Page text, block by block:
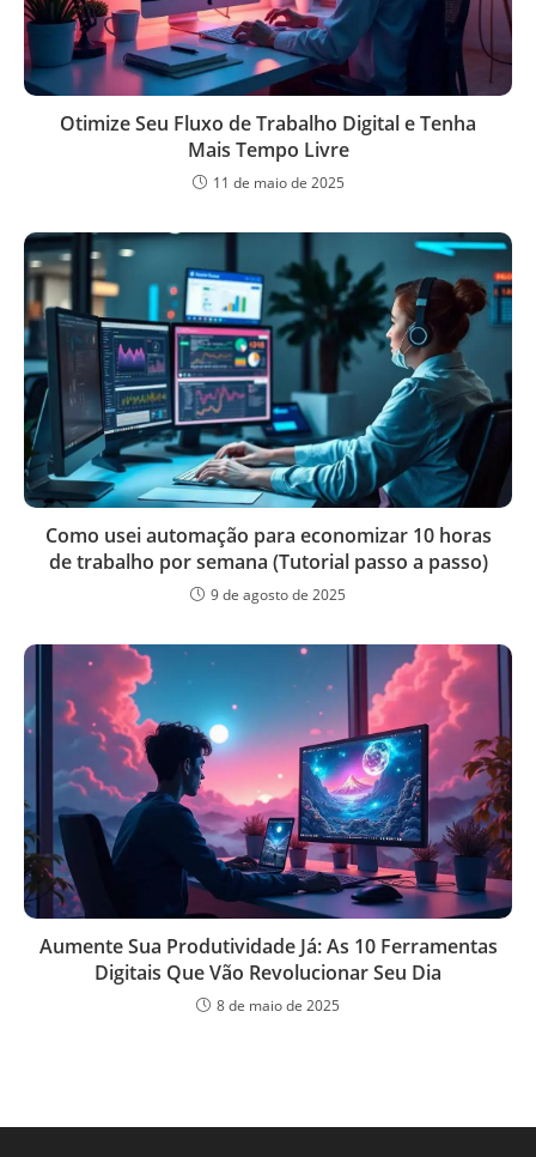
Otimize Seu Fluxo de Trabalho Digital e Tenha
Mais Tempo Livre
11 de maio de 2025
Como usei automação para economizar 10 horas
de trabalho por semana (Tutorial passo a passo)
9 de agosto de 2025
Aumente Sua Produtividade Já: As 10 Ferramentas
Digitais Que Vão Revolucionar Seu Dia
8 de maio de 2025